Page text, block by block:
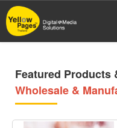
Skip
to
main
Featured Products
Wholesale &